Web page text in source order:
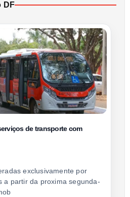
DF
de transporte com
exclusivamente por
a partir da proxima segunda-